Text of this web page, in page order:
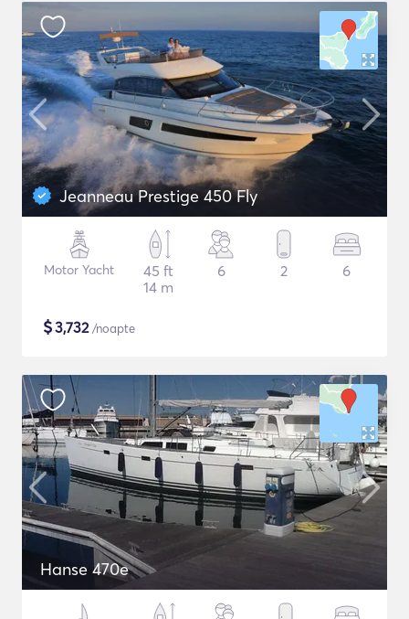
Jeanneau Prestige 450 Fly
Motor Yacht
45 ft
14 m
6 2 6
$3,732/noapte
Hanse 470e